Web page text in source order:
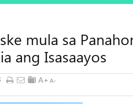
mula sa
ang Isasaayos